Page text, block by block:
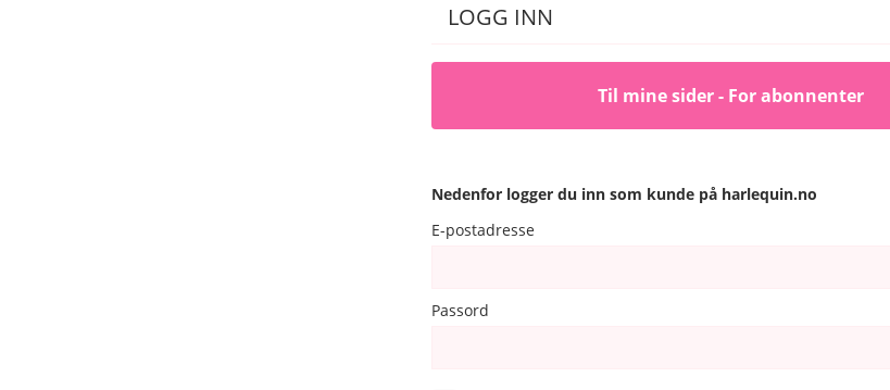
LOGG INN
Til mine sider - For abonnenter
Nedenfor logger du inn som kunde på harlequin.no
E-postadresse
Passord